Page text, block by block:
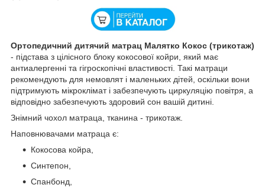
Ортопедичний дитячий матрац Малятко Кокос (трикотаж)
- підстава з цілісного блоку кокосової койри, який має
антиалергенні та гігроскопічні властивості. Такі матраци
рекомендують для немовлят і маленьких дітей, оскільки вони
підтримують мікроклімат і забезпечують циркуляцію повітря, а
відповідно забезпечують здоровий сон вашій дитині.
Знімний чохол матраца, тканина - трикотаж.
Наповнювачами матраца є:
Кокосова койра,
Синтепон,
Спанбонд,